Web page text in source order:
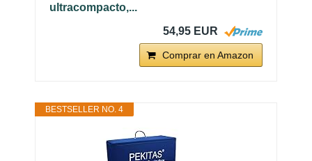
ultracompacto,...
54,95 EUR
Comprar en Amazon
BESTSELLER NO. 4